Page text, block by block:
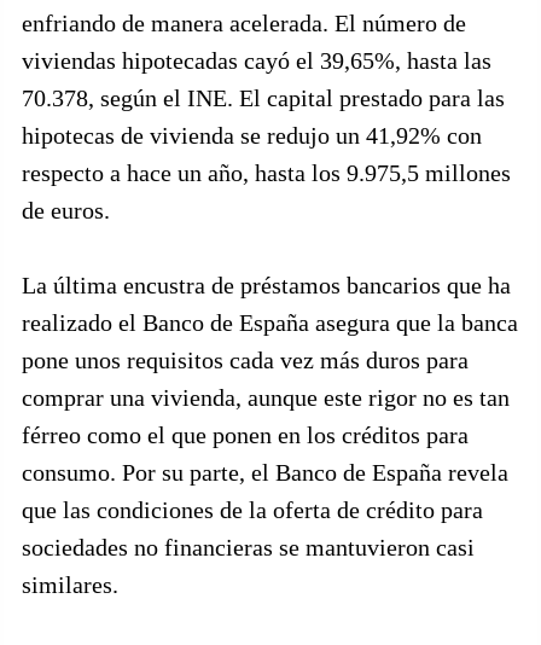
enfriando de manera acelerada. El número de
viviendas hipotecadas cayó el 39,65%, hasta las
70.378, según el INE. El capital prestado para las
hipotecas de vivienda se redujo un 41,92% con
respecto a hace un año, hasta los 9.975,5 millones
de euros.
La última encustra de préstamos bancarios que ha
realizado el Banco de España asegura que la banca
pone unos requisitos cada vez más duros para
comprar una vivienda, aunque este rigor no es tan
férreo como el que ponen en los créditos para
consumo. Por su parte, el Banco de España revela
que las condiciones de la oferta de crédito para
sociedades no financieras se mantuvieron casi
similares.